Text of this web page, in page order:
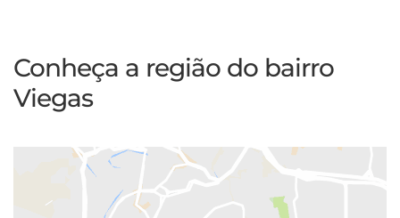
Conheça a região do bairro
Viegas